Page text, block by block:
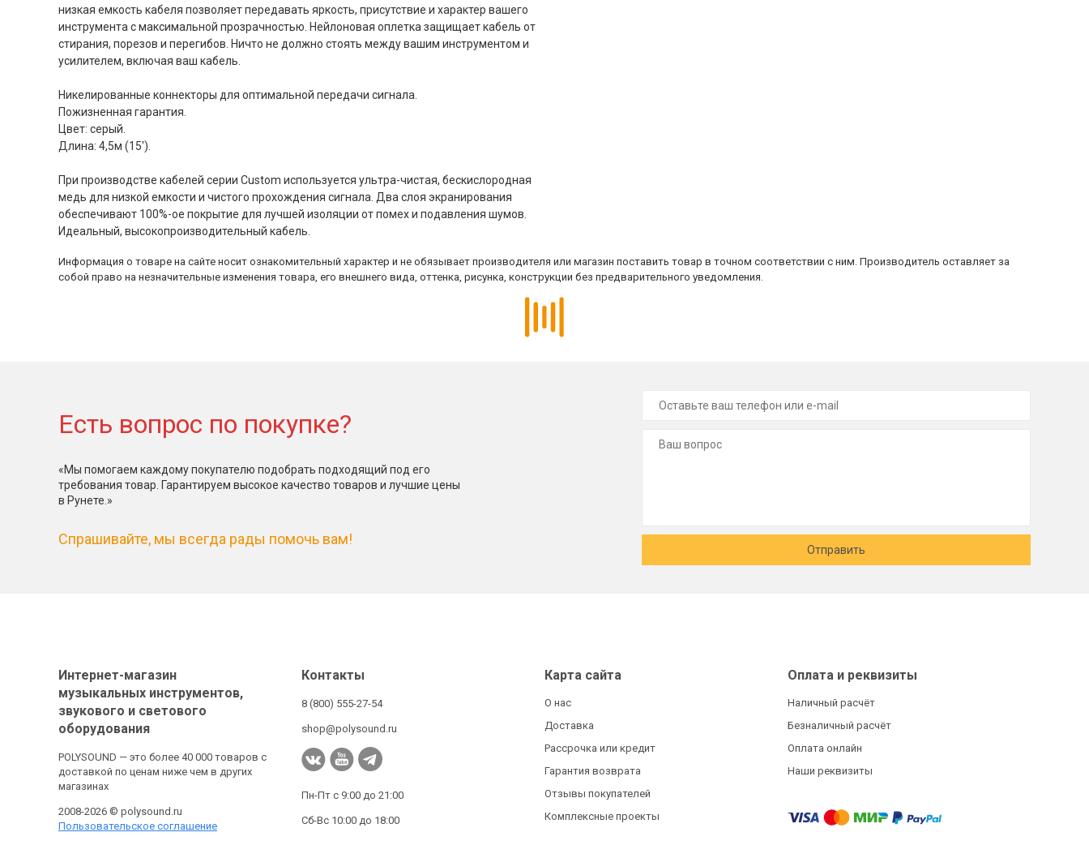
низкая емкость кабеля позволяет передавать яркость, присутствие и характер вашего
инструмента с максимальной прозрачностью. Нейлоновая оплетка защищает кабель от
стирания, порезов и перегибов. Ничто не должно стоять между вашим инструментом и
усилителем, включая ваш кабель.
Никелированные коннекторы для оптимальной передачи сигнала.
Пожизненная гарантия.
Цвет: серый.
Длина: 4,5м (15').
При производстве кабелей серии Custom используется ультра-чистая, бескислородная
медь для низкой емкости и чистого прохождения сигнала. Два слоя экранирования
обеспечивают 100%-ое покрытие для лучшей изоляции от помех и подавления шумов.
Идеальный, высокопроизводительный кабель.
Информация о товаре на сайте носит ознакомительный характер и не обязывает производителя или магазин поставить товар в точном соответствии с ним. Производитель оставляет за
собой право на незначительные изменения товара, его внешнего вида, оттенка, рисунка, конструкции без предварительного уведомления.
Есть вопрос по покупке?
«Мы помогаем каждому покупателю подобрать подходящий под его
требования товар. Гарантируем высокое качество товаров и лучшие цены
в Рунете.»
Спрашивайте, мы всегда рады помочь вам!
Отправить
Интернет-магазин
музыкальных инструментов,
звукового и светового
оборудования
POLYSOUND — это более 40 000 товаров с
доставкой по ценам ниже чем в других
магазинах
2008-2026 © polysound.ru
Пользовательское соглашение
Контакты
8 (800) 555-27-54
shop@polysound.ru
Пн-Пт с 9:00 до 21:00
Сб-Вс 10:00 до 18:00
Карта сайта
О нас
Доставка
Рассрочка или кредит
Гарантия возврата
Отзывы покупателей
Комплексные проекты
Оплата и реквизиты
Наличный расчёт
Безналичный расчёт
Оплата онлайн
Наши реквизиты